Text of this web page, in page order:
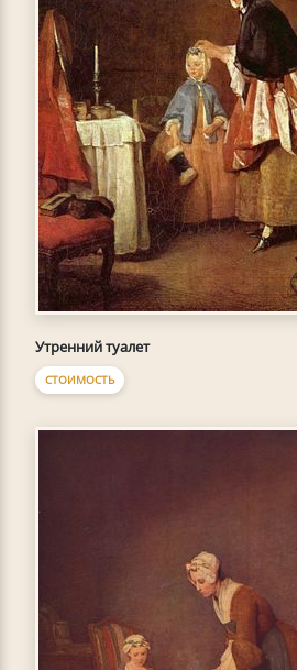
Утренний туалет
СТОИМОСТЬ